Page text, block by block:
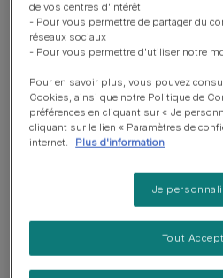
Une plaque dentaire (résidus
forme sur la partie extérieure
plaque se transforme en tartre,
provoque des gingivites ainsi
bactéries peuvent même
endommager les reins ou
Les signes cliniques d'une
stade avancé sont :
une mauvaise haleine
de vos centres d'intérêt
- Pour vous permettre de partager du
réseaux sociaux
- Pour vous permettre d'utiliser notre
Pour en savoir plus, vous pouvez
Cookies, ainsi que notre Politique de
préférences en cliquant sur « Je
cliquant sur le lien « Paramètres de
internet.
Plus d'information
Je
Tout